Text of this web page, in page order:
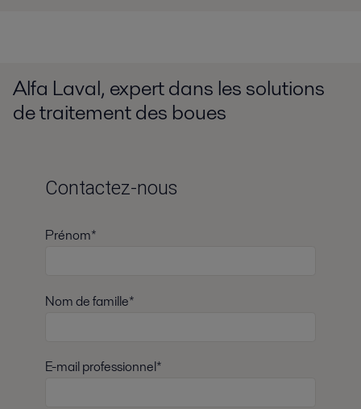
Alfa Laval, expert dans les solutions
de traitement des boues
Contactez-nous
Prénom*
Nom de famille*
E-mail professionnel*